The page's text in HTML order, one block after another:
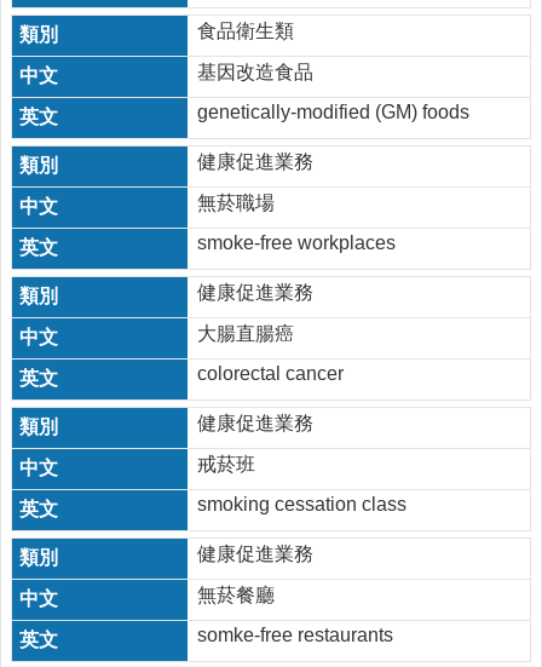
區
資
源
門
診
時
間
表
預
防
與
注
射
時
間
表
法
規
查
詢
網
站
連
食品衛生類
基因改造食品
genetically-modified (GM) foods
健康促進業務
無菸職場
smoke-free workplaces
健康促進業務
大腸直腸癌
colorectal cancer
健康促進業務
戒菸班
smoking cessation class
健康促進業務
無菸餐廳
somke-free restaurants